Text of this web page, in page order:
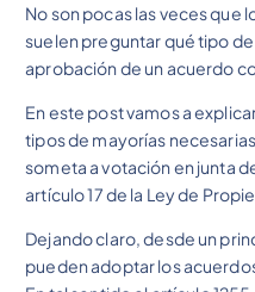
No son pocas las veces que
suelen preguntar qué tipo
aprobación de un acuerdo
En este post vamos a
tipos de mayorías
someta a votación en junta
artículo 17 de la Ley de
Dejando claro, desde un
pueden adoptar los